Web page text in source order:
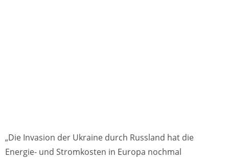
„Die Invasion der Ukraine durch Russland hat die
Energie- und Stromkosten in Europa nochmal